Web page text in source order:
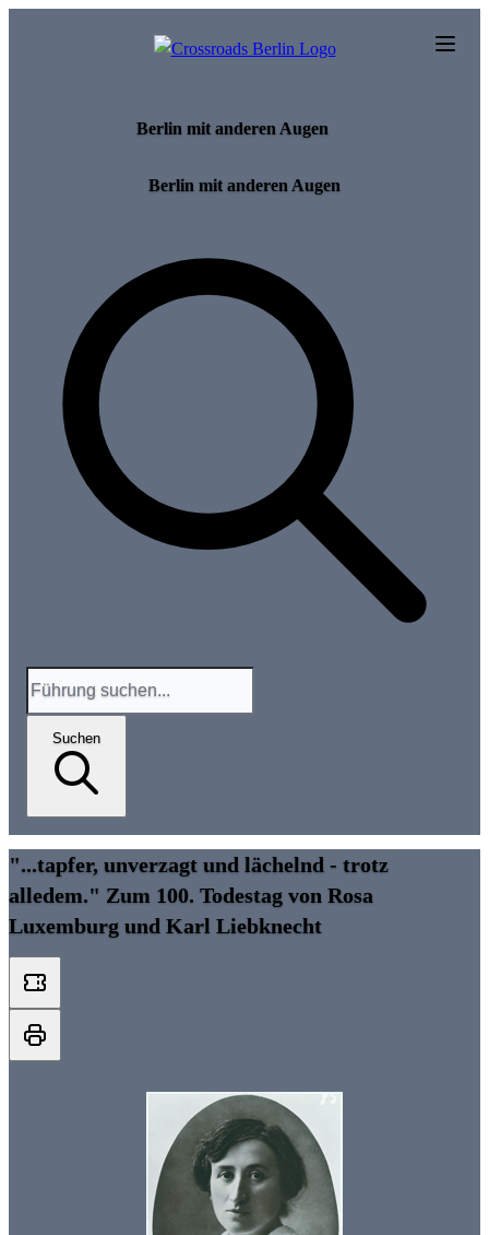
Berlin mit anderen Augen
Berlin mit anderen Augen
Suchen
"...tapfer, unverzagt und lächelnd - trotz
alledem." Zum 100. Todestag von Rosa
Luxemburg und Karl Liebknecht